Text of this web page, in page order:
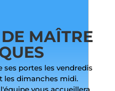
MAÎTRE
ses portes les vendredis
les dimanches midi.